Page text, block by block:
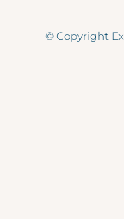
© Copyright